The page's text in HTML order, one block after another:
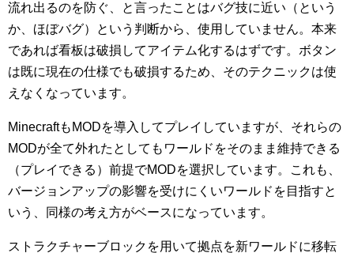
流れ出るのを防ぐ、と言ったことはバグ技に近い（という
か、ほぼバグ）という判断から、使用していません。本来
であれば看板は破損してアイテム化するはずです。ボタン
は既に現在の仕様でも破損するため、そのテクニックは使
えなくなっています。
MinecraftもMODを導入してプレイしていますが、それらの
MODが全て外れたとしてもワールドをそのまま維持できる
（プレイできる）前提でMODを選択しています。これも、
バージョンアップの影響を受けにくいワールドを目指すと
いう、同様の考え方がベースになっています。
ストラクチャーブロックを用いて拠点を新ワールドに移転